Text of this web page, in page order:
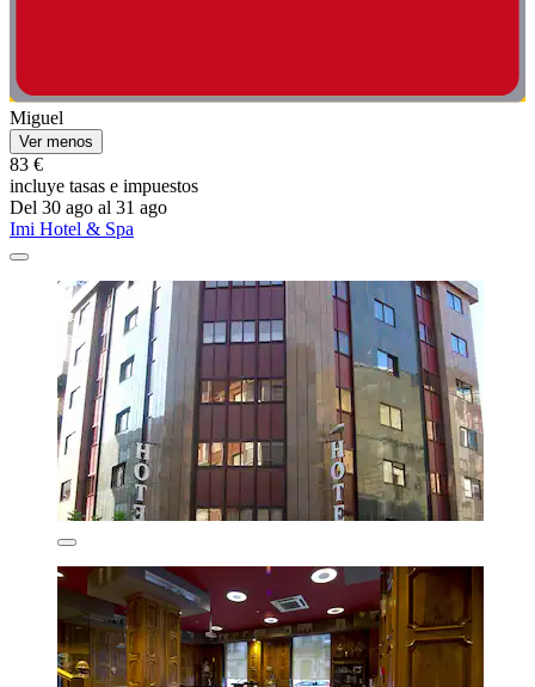
Miguel
Ver menos
83 €
incluye tasas e impuestos
Del 30 ago al 31 ago
Imi Hotel & Spa